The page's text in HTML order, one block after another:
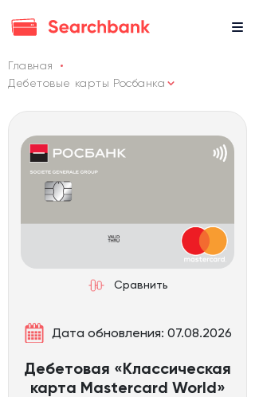
Главная
Дебетовые карты Росбанка
Сравнить
Дата обновления: 07.08.2026
Дебетовая «Классическая
карта Mastercard World»